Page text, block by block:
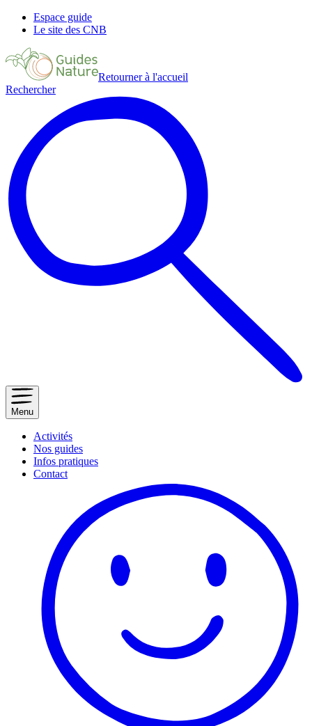
Espace guide
Le site des CNB
Retourner à l'accueil
Rechercher
Menu
Activités
Nos guides
Infos pratiques
Contact